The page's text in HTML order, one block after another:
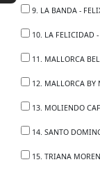
9. LA BANDA -
10. LA FELICIDAD -
11. MALLORCA
12. MALLORCA BY
13. MOLIENDO
14. SANTO
15. TRIANA